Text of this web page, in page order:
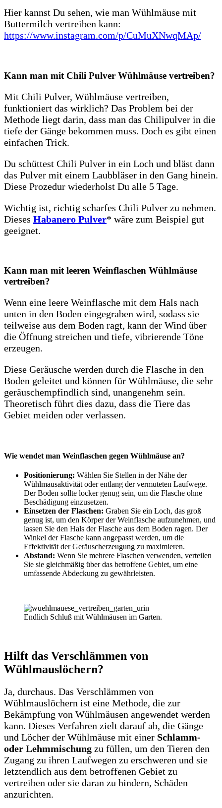
Hier kannst Du sehen, wie man Wühlmäuse mit
Buttermilch vertreiben kann:
https://www.instagram.com/p/CuMuXNwqMAp/
Kann man mit Chili Pulver Wühlmäuse vertreiben?
Mit Chili Pulver, Wühlmäuse vertreiben,
funktioniert das wirklich? Das Problem bei der
Methode liegt darin, dass man das Chilipulver in die
tiefe der Gänge bekommen muss. Doch es gibt einen
einfachen Trick.
Du schüttest Chili Pulver in ein Loch und bläst dann
das Pulver mit einem Laubbläser in den Gang hinein.
Diese Prozedur wiederholst Du alle 5 Tage.
Wichtig ist, richtig scharfes Chili Pulver zu nehmen.
Dieses Habanero Pulver* wäre zum Beispiel gut
geeignet.
Kann man mit leeren Weinflaschen Wühlmäuse
vertreiben?
Wenn eine leere Weinflasche mit dem Hals nach
unten in den Boden eingegraben wird, sodass sie
teilweise aus dem Boden ragt, kann der Wind über
die Öffnung streichen und tiefe, vibrierende Töne
erzeugen.
Diese Geräusche werden durch die Flasche in den
Boden geleitet und können für Wühlmäuse, die sehr
geräuschempfindlich sind, unangenehm sein.
Theoretisch führt dies dazu, dass die Tiere das
Gebiet meiden oder verlassen.
Wie wendet man Weinflaschen gegen Wühlmäuse an?
Positionierung: Wählen Sie Stellen in der Nähe der
Wühlmausaktivität oder entlang der vermuteten Laufwege.
Der Boden sollte locker genug sein, um die Flasche ohne
Beschädigung einzusetzen.
Einsetzen der Flaschen: Graben Sie ein Loch, das groß
genug ist, um den Körper der Weinflasche aufzunehmen, und
lassen Sie den Hals der Flasche aus dem Boden ragen. Der
Winkel der Flasche kann angepasst werden, um die
Effektivität der Geräuscherzeugung zu maximieren.
Abstand: Wenn Sie mehrere Flaschen verwenden, verteilen
Sie sie gleichmäßig über das betroffene Gebiet, um eine
umfassende Abdeckung zu gewährleisten.
Endlich Schluß mit Wühlmäusen im Garten.
Hilft das Verschlämmen von
Wühlmauslöchern?
Ja, durchaus. Das Verschlämmen von
Wühlmauslöchern ist eine Methode, die zur
Bekämpfung von Wühlmäusen angewendet werden
kann. Dieses Verfahren zielt darauf ab, die Gänge
und Löcher der Wühlmäuse mit einer Schlamm-
oder Lehmmischung zu füllen, um den Tieren den
Zugang zu ihren Laufwegen zu erschweren und sie
letztendlich aus dem betroffenen Gebiet zu
vertreiben oder sie daran zu hindern, Schäden
anzurichten.